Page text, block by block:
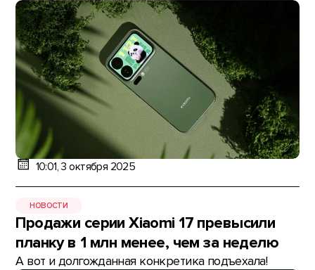
10:01, 3 октября 2025
НОВОСТИ
Продажи серии Xiaomi 17 превысили
планку в 1 млн менее, чем за неделю
А вот и долгожданная конкретика подъехала!